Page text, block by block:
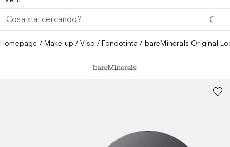
Torna indietro
Esegui ricerca
Homepage Make up Viso Fondotinta bareMinerals Original